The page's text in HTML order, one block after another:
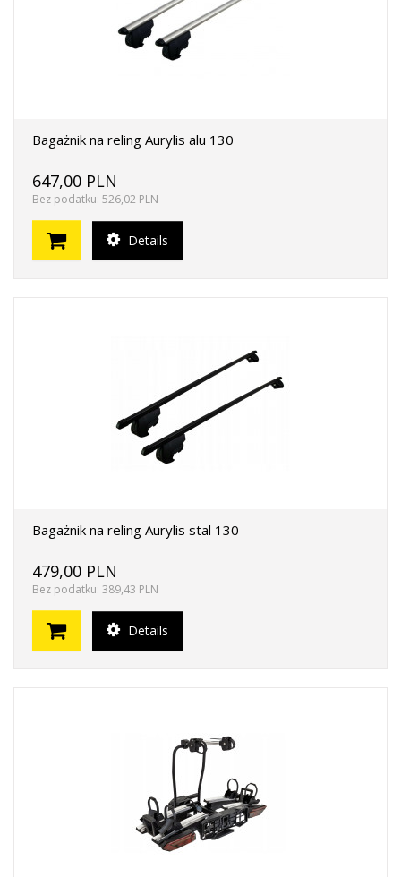
Bagażnik na reling Aurylis alu 130
647,00 PLN
Bez podatku: 526,02 PLN
Details
Bagażnik na reling Aurylis stal 130
479,00 PLN
Bez podatku: 389,43 PLN
Details